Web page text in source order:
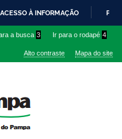
ACESSO À INFORMAÇÃO
a busca 3 Ir para o rodapé 4
Alto contraste Mapa do site